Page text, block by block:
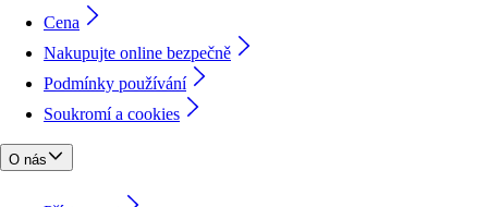
Cena
Nakupujte online bezpečně
Podmínky používání
Soukromí a cookies
O nás